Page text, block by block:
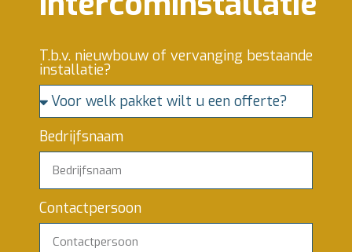
T.b.v. nieuwbouw of vervanging bestaande
installatie?
Bedrijfsnaam
Contactpersoon